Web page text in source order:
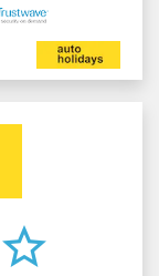
star_border